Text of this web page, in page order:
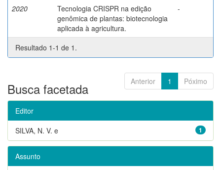
2020
Tecnologia CRISPR na edição
genômica de plantas: biotecnologia
aplicada à agricultura.
-
Resultado 1-1 de 1.
Anterior 1 Póximo
Busca facetada
Editor
1
SILVA, N. V. e
Assunto